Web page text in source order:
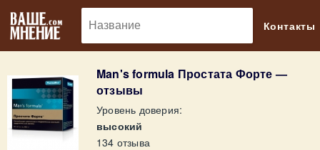
Контакты
Man's formula Простата Форте —
отзывы
Уровень доверия:
высокий
134 отзыва